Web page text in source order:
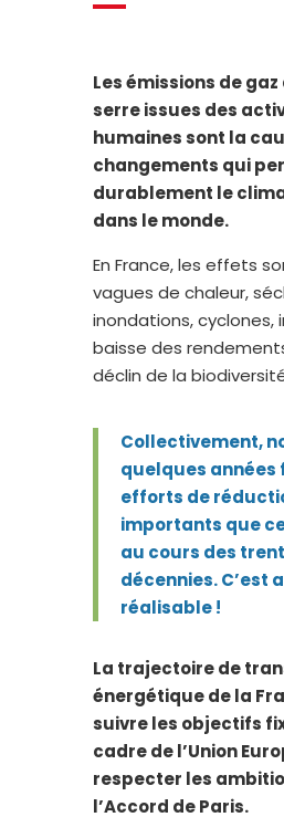
Les émissions de
serre issues des
humaines sont la
changements qui
durablement le
dans le monde.
En France, les effets
vagues de chaleur,
inondations, cyclones,
baisse des
déclin de la
Collectivement,
quelques années
efforts de
importants que
au cours des
décennies. C’est
réalisable !
La trajectoire de
énergétique de la
suivre les objectifs
cadre de l’Union
respecter les
l’Accord de Paris.